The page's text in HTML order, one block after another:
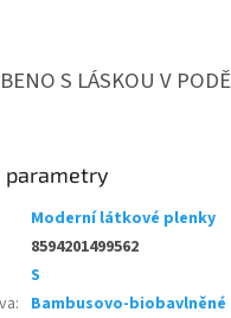
S LÁSKOU V
parametry
Moderní látkové plenky
8594201499562
S
: Bambusovo-